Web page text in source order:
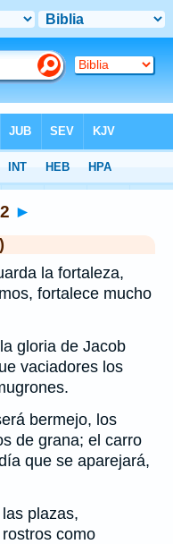
►
la fortaleza,
fortalece mucho
gloria de Jacob
vaciadores los
bermejo, los
de grana; el carro
que se aparejará,
plazas,
como